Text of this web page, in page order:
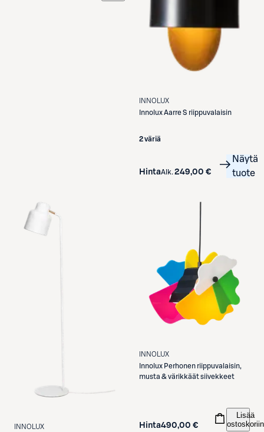
INNOLUX
InnoluxAarre S riippuvalaisin
2 väriä
HintaAlk. 249,00 €
Näytä
tuote
INNOLUX
INNOLUX
Innolux Perhonen riippuvalaisin,
musta & värikkäät siivekkeet
Hinta490,00 €
Lisää
ostoskoriin